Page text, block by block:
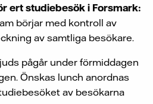
ert studiebesök i Forsmark:
börjar med kontroll av
av samtliga besökare.
pågår under förmiddagen
Önskas lunch anordnas
av besökarna